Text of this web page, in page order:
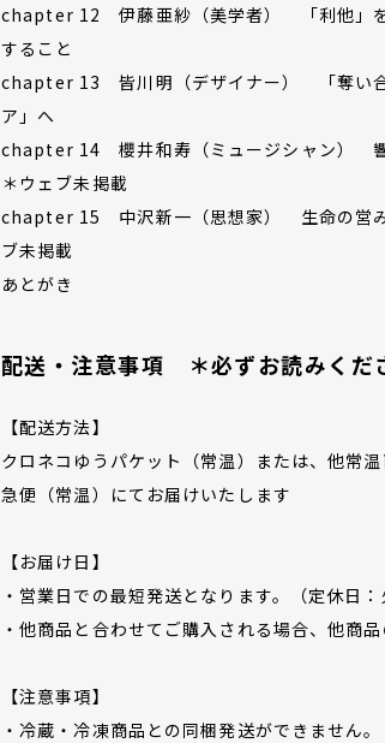
chapter 12 伊藤亜紗（美学者） 「利他」を
すること
chapter 13 皆川明（デザイナー） 「奪い合
ア」へ
chapter 14 櫻井和寿（ミュージシャン）
＊ウェブ未掲載
chapter 15 中沢新一（思想家） 生命の営
ブ未掲載
あとがき
配送・注意事項 ＊必ずお読みくだ
【配送方法】
クロネコゆうパケット（常温）または、他常
急便（常温）にてお届けいたします
【お届け日】
・営業日での最短発送となります。（定休日：
・他商品と合わせてご購入される場合、他商
【注意事項】
・冷蔵・冷凍商品との同梱発送ができません